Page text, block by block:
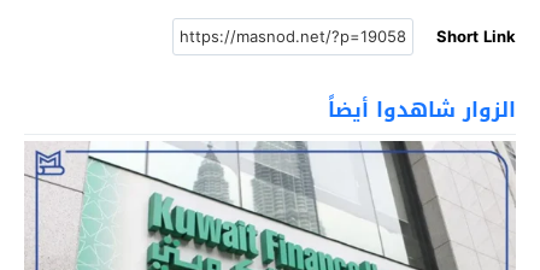
Short Link
الزوار شاهدوا أيضاً